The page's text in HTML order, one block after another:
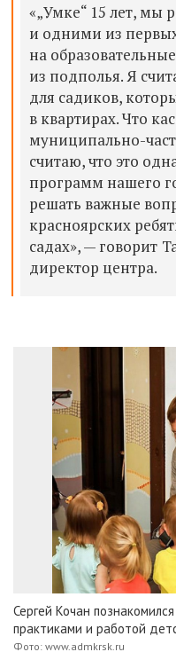
«„Умке“ 15 лет, мы
и одними из
на
из подполья. Я
для садиков,
в квартирах. Что
муниципально-
считаю, что это
программ нашего
решать важные
красноярских
садах», — говорит
директор центра.
Сергей Кочан
практиками и работой
Фото: www.admkrsk.ru